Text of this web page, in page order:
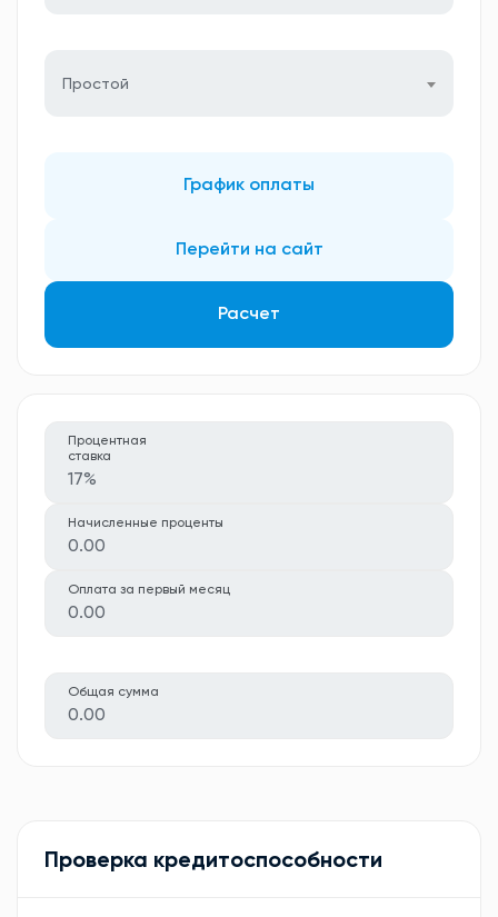
Простой
График оплаты
Перейти на сайт
Расчет
Процентная
ставка
17%
Начисленные проценты
0.00
Оплата за первый месяц
0.00
Общая сумма
0.00
Проверка кредитоспособности